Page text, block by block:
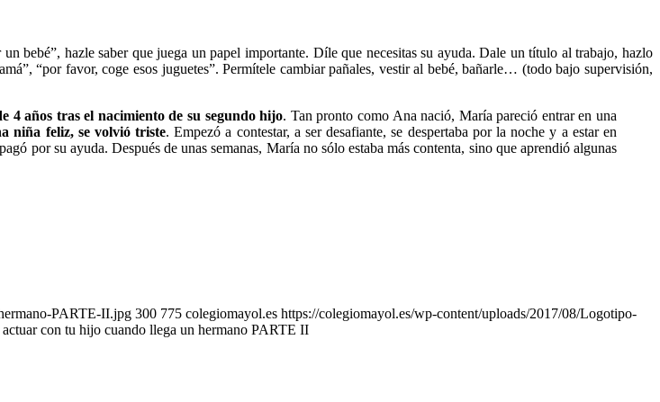
un bebé”, hazle saber que juega un papel importante. Díle que necesitas su ayuda. Dale un título al trabajo, hazlo
“por favor, coge esos juguetes”. Permítele cambiar pañales, vestir al bebé, bañarle… (todo bajo supervisión,
4 años tras el nacimiento de su segundo hijo. Tan pronto como Ana nació, María pareció entrar en una
niña feliz, se volvió triste. Empezó a contestar, a ser desafiante, se despertaba por la noche y a estar en
por su ayuda. Después de unas semanas, María no sólo estaba más contenta, sino que aprendió algunas
PARTE-II.jpg 300 775 colegiomayol.es https://colegiomayol.es/wp-content/uploads/2017/08/Logotipo-
con tu hijo cuando llega un hermano PARTE II